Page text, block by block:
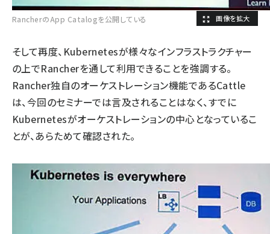
RancherのApp Catalogを公開している
そして再度、Kubernetesが様々なインフラストラクチャー
の上でRancherを通して利用できることを強調する。
Rancher独自のオーケストレーション機能であるCattle
は、今回のセミナーでは言及されることはなく、すでに
Kubernetesがオーケストレーションの中心となっているこ
とが、あらためて確認された。